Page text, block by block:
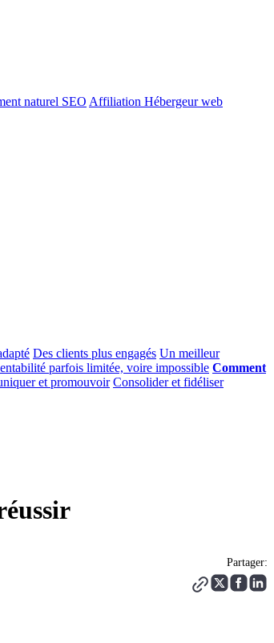
naturel SEO Affiliation Hébergeur web
Des clients plus engagés Un meilleur
parfois limitée, voire impossible Comment
et promouvoir Consolider et fidéliser
Partager: